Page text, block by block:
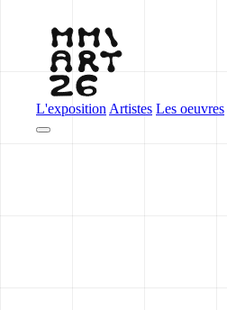
L'exposition Artistes Les oeuvres